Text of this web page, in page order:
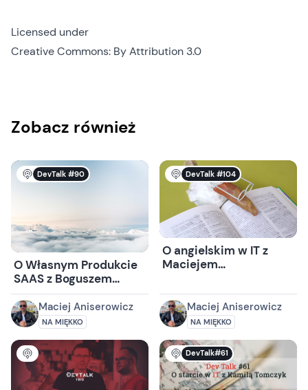
Licensed under
Creative Commons: By Attribution 3.0
Zobacz również
DevTalk #90
O Własnym Produkcie
SAAS z Boguszem
Pękalskim
Maciej Aniserowicz
NA MIĘKKO
DevTalk #104
O angielskim w IT z
Maciejem
Maciej Aniserowicz
NA MIĘKKO
DevTalk#61